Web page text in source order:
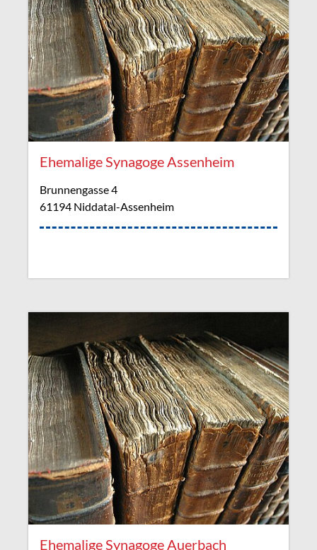
Ehemalige Synagoge Assenheim
Brunnengasse 4
61194 Niddatal-Assenheim
Ehemalige Synagoge Auerbach